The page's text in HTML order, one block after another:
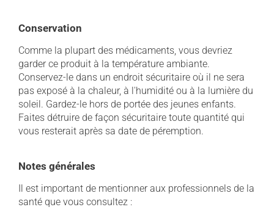
Conservation
Comme la plupart des médicaments, vous devriez
garder ce produit à la température ambiante.
Conservez-le dans un endroit sécuritaire où il ne sera
pas exposé à la chaleur, à l'humidité ou à la lumière du
soleil. Gardez-le hors de portée des jeunes enfants.
Faites détruire de façon sécuritaire toute quantité qui
vous resterait après sa date de péremption.
Notes générales
Il est important de mentionner aux professionnels de la
santé que vous consultez :